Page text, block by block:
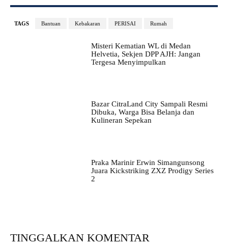
TAGS Bantuan Kebakaran PERISAI Rumah
Misteri Kematian WL di Medan
Helvetia, Sekjen DPP AJH: Jangan
Tergesa Menyimpulkan
Bazar CitraLand City Sampali Resmi
Dibuka, Warga Bisa Belanja dan
Kulineran Sepekan
Praka Marinir Erwin Simangunsong
Juara Kickstriking ZXZ Prodigy Series
2
TINGGALKAN KOMENTAR